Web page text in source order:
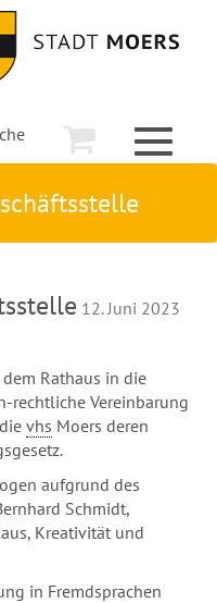
Toggle
12. Juni 2023
Rathaus in die
rechtliche Vereinbarung
vhs Moers deren
aufgrund des
Schmidt,
Kreativität und
in Fremdsprachen